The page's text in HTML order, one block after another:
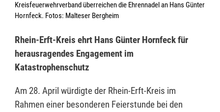
Kreisfeuerwehrverband überreichen die Ehrennadel an Hans Günter
Hornfeck. Fotos: Malteser Bergheim
Rhein-Erft-Kreis ehrt Hans Günter Hornfeck für
herausragendes Engagement im
Katastrophenschutz
Am 28. April würdigte der Rhein-Erft-Kreis im
Rahmen einer besonderen Feierstunde bei den